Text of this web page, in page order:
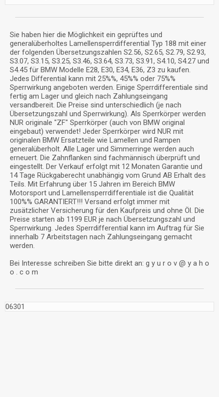
Sie haben hier die Möglichkeit ein geprüftes und
generalüberholtes Lamellensperrdifferential Typ 188 mit einer
der folgenden Übersetzungszahlen S2.56, S2.65, S2.79, S2.93,
S3.07, S3.15, S3.25, S3.46, S3.64, S3.73, S3.91, S4.10, S4.27 und
S4.45 für BMW Modelle E28, E30, E34, E36, Z3 zu kaufen.
Jedes Differential kann mit 25%%, 45%% oder 75%%
Sperrwirkung angeboten werden. Einige Sperrdifferentiale sind
fertig am Lager und gleich nach Zahlungseingang
versandbereit. Die Preise sind unterschiedlich (je nach
Übersetzungszahl und Sperrwirkung). Als Sperrkörper werden
NUR originale "ZF" Sperrkörper (auch von BMW original
eingebaut) verwendet! Jeder Sperrkörper wird NUR mit
originalen BMW Ersatzteile wie Lamellen und Rampen
generalüberholt. Alle Lager und Simmerringe werden auch
erneuert. Die Zahnflanken sind fachmännisch überprüft und
eingestellt. Der Verkauf erfolgt mit 12 Monaten Garantie und
14 Tage Rückgaberecht unabhängig vom Grund AB Erhalt des
Teils. Mit Erfahrung über 15 Jahren im Bereich BMW
Motorsport und Lamellensperrdifferentiale ist die Qualität
100%% GARANTIERT!!! Versand erfolgt immer mit
zusätzlicher Versicherung für den Kaufpreis und ohne Öl. Die
Preise starten ab 1199 EUR je nach Übersetzungszahl und
Sperrwirkung. Jedes Sperrdifferential kann im Auftrag für Sie
innerhalb 7 Arbeitstagen nach Zahlungseingang gemacht
werden.
Bei Interesse schreiben Sie bitte direkt an: g y u r o v @ y a h o
o . c o m
06301